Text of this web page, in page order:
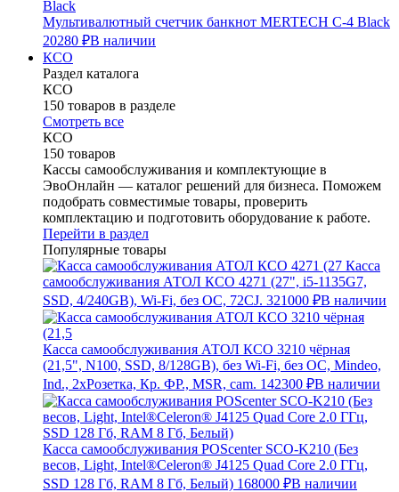
Мультивалютный счетчик банкнот MERTECH C-4 Black
20280 ₽В наличии
КСО
Раздел каталога
КСО
150 товаров в разделе
Смотреть все
КСО
150 товаров
Кассы самообслуживания и комплектующие в
ЭвоОнлайн — каталог решений для бизнеса. Поможем
подобрать совместимые товары, проверить
комплектацию и подготовить оборудование к работе.
Перейти в раздел
Популярные товары
Касса
самообслуживания АТОЛ КСО 4271 (27", i5-1135G7,
SSD, 4/240GB), Wi-Fi, без ОС, 72CJ. 321000 ₽В наличии
Касса самообслуживания АТОЛ КСО 3210 чёрная
(21,5", N100, SSD, 8/128GB), без Wi-Fi, без ОС, Mindeo,
Ind., 2хРозетка, Кр. ФР., MSR, cam. 142300 ₽В наличии
Касса самообслуживания POScenter SCO-K210 (Без
весов, Light, Intel®Celeron® J4125 Quad Core 2.0 ГГц,
SSD 128 Гб, RAM 8 Гб, Белый) 168000 ₽В наличии